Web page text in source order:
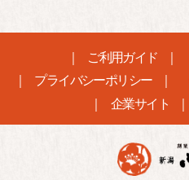
ご利用ガイド
プライバシーポリシー
企業サイト